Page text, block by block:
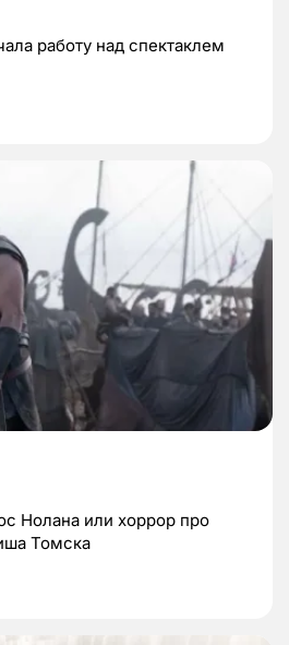
работу над спектаклем
Нолана или хоррор про
Томска